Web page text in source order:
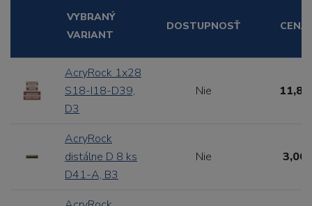
VYBRANÝ
VARIANT
DOSTUPNOSŤ CENA
AcryRock 1x28
S18-I18-D39,
D3
Nie
AcryRock
distálne D 8 ks
D41-A, B3
Nie 3,00